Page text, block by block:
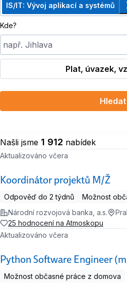
IS/IT: Vývoj aplikací a systémů
Kde?
např. Jihlava
Plat, úvazek,
Hledat
Našli jsme 1 912 nabídek
Koordinátor projektů M/Ž
Aktualizováno včera
Odpověď do 2 týdnů
Možnost
Národní rozvojová banka, a.s.
25 hodnocení na Atmoskopu
Python Software Engineer
Aktualizováno včera
Možnost občasné práce z domova